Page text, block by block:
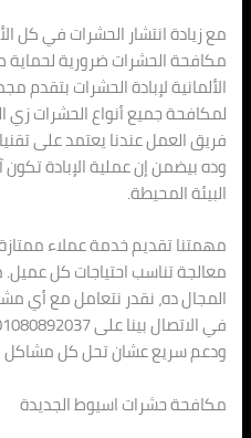
مع زيادة انتشار الحشرات في كل
مكافحة الحشرات ضرورية لحماية
الألمانية لإبادة الحشرات
لمكافحة جميع أنواع الحشرات زي
فريق العمل عندنا يعتمد على
وده بيضمن إن عملية الإبادة تكون
البيئة المحيطة.
مهمتنا تقديم خدمة عملاء
معالجة تناسب احتياجات كل عميل.
المجال ده، نقدر نتعامل مع أي
ودعم سريع عشان تحل كل مشاكل
مكافحة حشرات اسيوط الجديدة